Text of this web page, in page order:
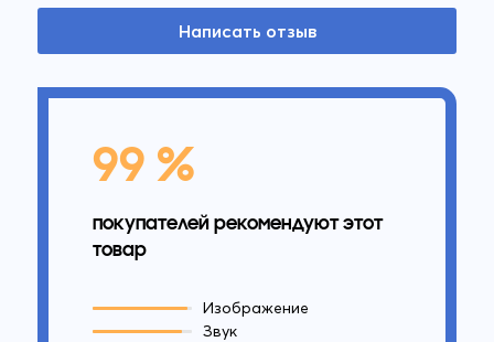
Написать отзыв
99 %
покупателей рекомендуют этот
товар
Изображение
Звук